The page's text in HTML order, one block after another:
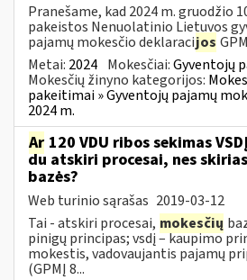
Pranešame, kad 2024 m. gruodžio
pakeistos Nenuolatinio Lietuvos
pajamų mokesčio deklaracijos
Metai: 2024 Mokesčiai:Gyventojų
Mokesčių žinyno kategorijos:
pakeitimai » Gyventojų pajamų
2024 m.
Ar 120 VDU ribos sekimas VSDĮ
du atskiri procesai, nes
bazės?
Web turinio sąrašas 2019-03-12
Tai - atskiri procesai, mokesčių
pinigų principas; vsdį – kaupimo
mokestis, vadovaujantis pajamų
(GPMĮ 8...